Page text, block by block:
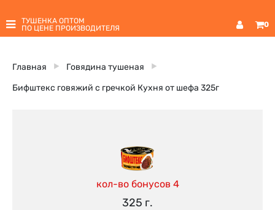
ТУШЕНКА ОПТОМ
ПО ЦЕНЕ ПРОИЗВОДИТЕЛЯ
0
Главная Говядина тушеная
Бифштекс говяжий с гречкой Кухня от шефа 325г
кол-во бонусов 4
325 г.